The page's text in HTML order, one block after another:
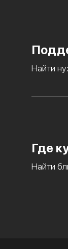
Найти
Где
Найти